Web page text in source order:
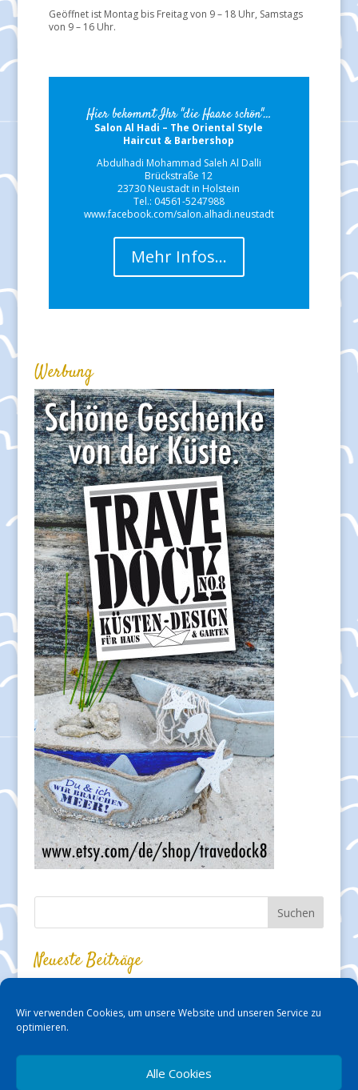
Wir verwenden Cookies, um unsere Website und unseren Service zu
optimieren.
Alle Cookies
Geöffnet ist Montag bis Freitag von 9 – 18 Uhr, Samstags
von 9 – 16 Uhr.
Hier bekommt Ihr "die Haare schön"…
Salon Al Hadi – The Oriental Style
Haircut & Barbershop
Abdulhadi Mohammad Saleh Al Dalli
Brückstraße 12
23730 Neustadt in Holstein
Tel.: 04561-5247988
www.facebook.com/salon.alhadi.neustadt
Mehr Infos…
Werbung
Neueste Beiträge
Kabarett und Kleinkunst in der „Silbermöwe“ – fast mit den
Füßen am Strand!
Kurzvorstellung: Arianes Ferienwohnung in Travemünde